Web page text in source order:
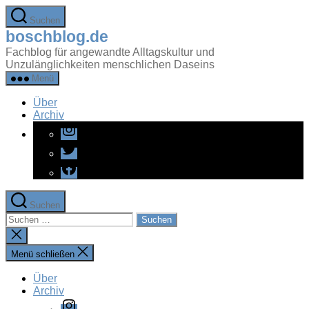
Zum
Inhalt
springen
Suchen
boschblog.de
Fachblog für angewandte Alltagskultur und
Unzulänglichkeiten menschlichen Daseins
Menü
Über
Archiv
Instagram
Twitter
Facebook
Suchen
Suchen
nach:
Suche
schließen
Menü schließen
Über
Archiv
Instagram